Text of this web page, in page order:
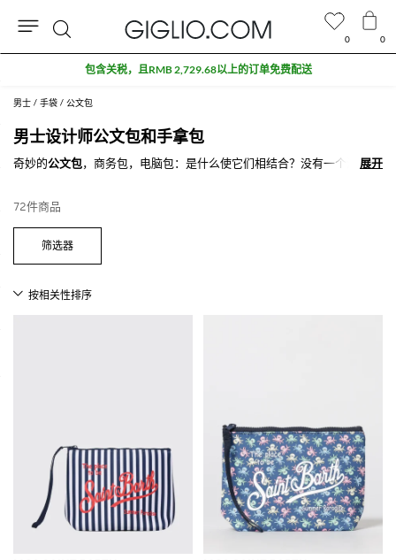
男士 手袋 公文包
男士设计师公文包和手拿包
奇妙的公文包，商务包，电脑包：是什么使它们相结合？没有一个清晰的
选择。
探索GIGLIO.COM
为您免费配送。
展开
展开
72件商品
0 0
奥特莱斯专区额外九折